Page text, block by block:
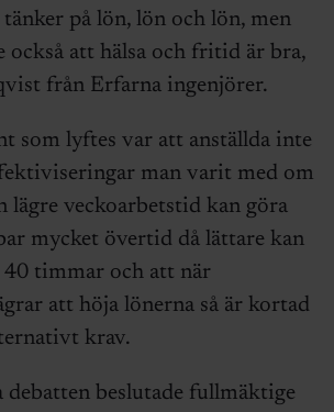
på lön, lön och lön, men
också att hälsa och fritid är bra,
från Erfarna ingenjörer.
som lyftes var att anställda inte
man varit med om
lägre veckoarbetstid kan göra
mycket övertid då lättare kan
timmar och att när
att höja lönerna så är kortad
krav.
debatten beslutade fullmäktige